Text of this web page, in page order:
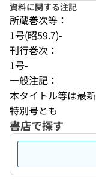
資料に関する注記
所蔵巻次等：
1号(昭59.7)-
刊行巻次：
1号-
一般注記：
本タイトル等は最
特別号とも
書店で探す